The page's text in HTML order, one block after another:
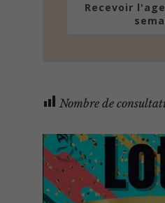
Recevoir
Nombre de